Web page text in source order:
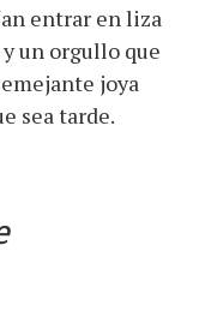
entrar en liza
un orgullo que
joya
sea tarde.